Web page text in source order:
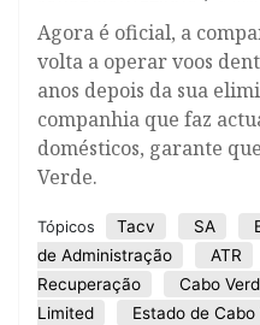
Agora é oficial, a
volta a operar voos
anos depois da sua
companhia que faz
domésticos, garante
Verde.
Tópicos Tacv SA
de Administração
ATR
Recuperação
Cabo
Limited
Estado de Cabo